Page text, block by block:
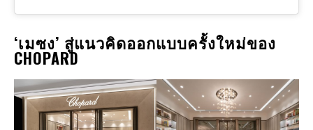
‘เมซง’ สู่แนวคิดออกแบบครั้งใหม่ของ
CHOPARD